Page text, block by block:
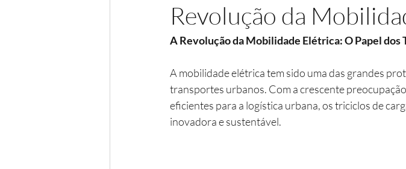
Revolução da
A Revolução da Mobilidade Elétrica: O Papel dos
A mobilidade elétrica tem sido uma das grandes
transportes urbanos. Com a crescente
eficientes para a logística urbana, os triciclos de
inovadora e sustentável.